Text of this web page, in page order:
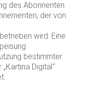
des Abonnenten
der von
wird. Eine
bestimmter
Digital“